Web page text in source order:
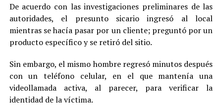
De acuerdo con las investigaciones preliminares de las
autoridades, el presunto sicario ingresó al local
mientras se hacía pasar por un cliente; preguntó por un
producto específico y se retiró del sitio.
Sin embargo, el mismo hombre regresó minutos después
con un teléfono celular, en el que mantenía una
videollamada activa, al parecer, para verificar la
identidad de la víctima.